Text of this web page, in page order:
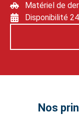
Matériel de
Disponibilité
Nos